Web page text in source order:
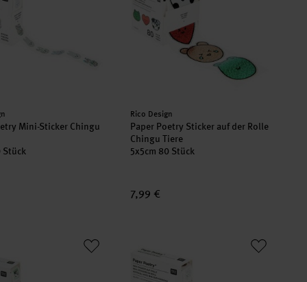
Mini-Sticker Chingu
80 Stück
Hersteller:
Rico Design
Paper Poetry Sticker auf der Rolle
Chingu Tiere
5x5cm 80 Stück
7,99 €